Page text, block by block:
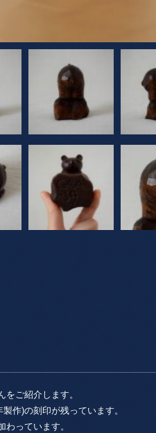
ご紹介します。
作)の刻印が残っています。
っています。